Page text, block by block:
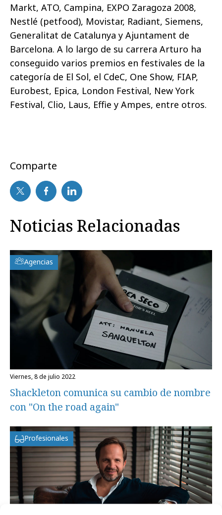
Markt, ATO, Campina, EXPO Zaragoza 2008,
Nestlé (petfood), Movistar, Radiant, Siemens,
Generalitat de Catalunya y Ajuntament de
Barcelona. A lo largo de su carrera Arturo ha
conseguido varios premios en festivales de la
categoría de El Sol, el CdeC, One Show, FIAP,
Eurobest, Epica, London Festival, New York
Festival, Clio, Laus, Effie y Ampes, entre otros.
Comparte
Noticias Relacionadas
Agencias
viernes, 8 de julio 2022
Shackleton comunica su cambio de nombre
con "On the road again"
Profesionales